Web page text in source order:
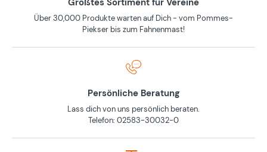
Größtes Sortiment für Vereine
Über 30,000 Produkte warten auf Dich - vom Pommes-
Piekser bis zum Fahnenmast!
Persönliche Beratung
Lass dich von uns persönlich beraten.
Telefon: 02583-30032-0